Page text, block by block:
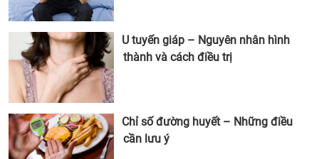
U tuyến giáp – Nguyên nhân hình
thành và cách điều trị
Chỉ số đường huyết – Những điều
cần lưu ý